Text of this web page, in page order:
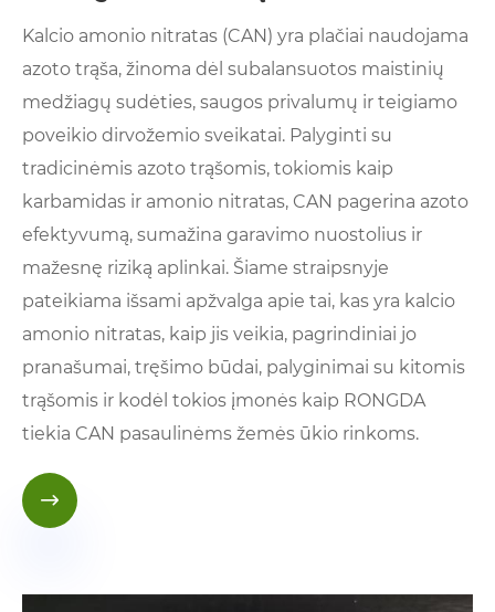
Kalcio amonio nitratas (CAN) yra plačiai naudojama
azoto trąša, žinoma dėl subalansuotos maistinių
medžiagų sudėties, saugos privalumų ir teigiamo
poveikio dirvožemio sveikatai. Palyginti su
tradicinėmis azoto trąšomis, tokiomis kaip
karbamidas ir amonio nitratas, CAN pagerina azoto
efektyvumą, sumažina garavimo nuostolius ir
mažesnę riziką aplinkai. Šiame straipsnyje
pateikiama išsami apžvalga apie tai, kas yra kalcio
amonio nitratas, kaip jis veikia, pagrindiniai jo
pranašumai, tręšimo būdai, palyginimai su kitomis
trąšomis ir kodėl tokios įmonės kaip RONGDA
tiekia CAN pasaulinėms žemės ūkio rinkoms.
